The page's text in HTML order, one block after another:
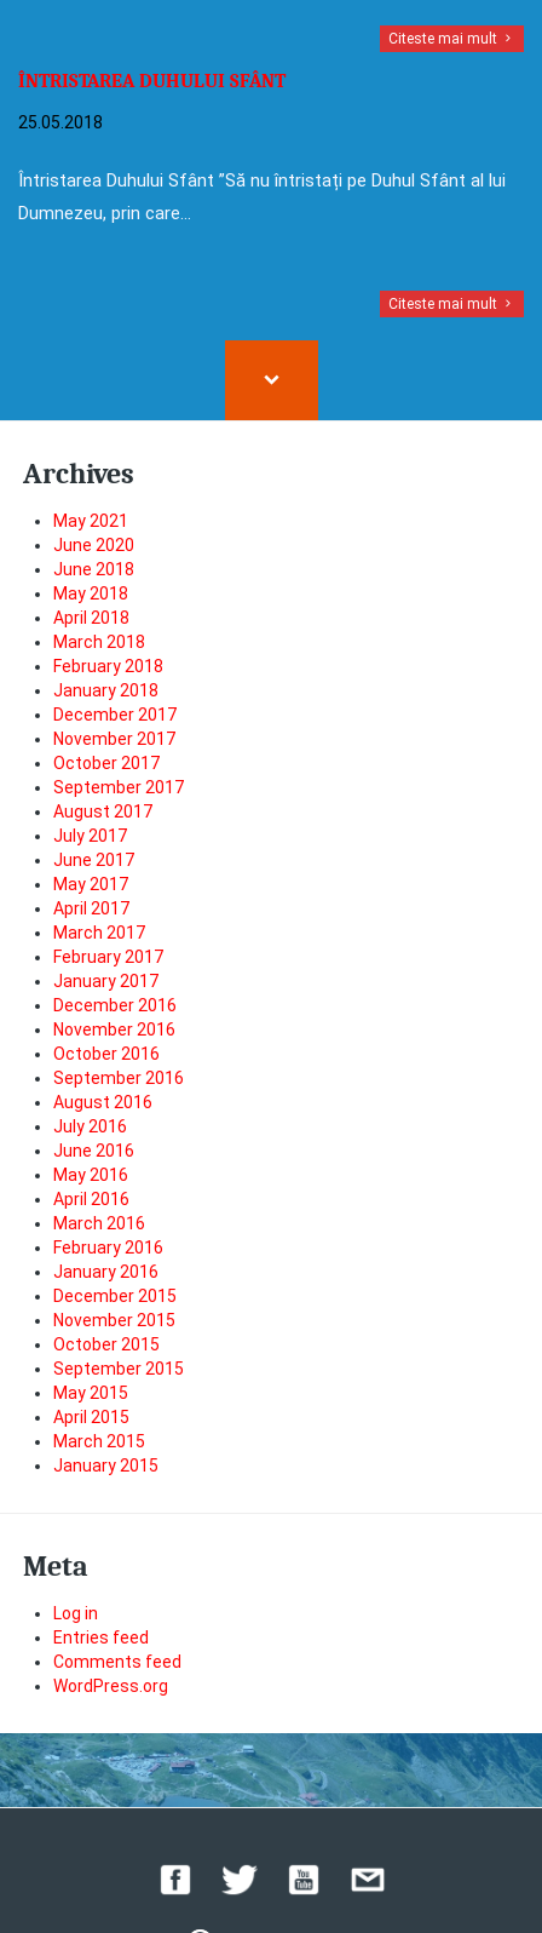
Citeste mai mult
ÎNTRISTAREA DUHULUI SFÂNT
25.05.2018
Întristarea Duhului Sfânt ”Să nu întristați pe Duhul Sfânt al lui
Dumnezeu, prin care…
Citeste mai mult
Archives
May 2021
June 2020
June 2018
May 2018
April 2018
March 2018
February 2018
January 2018
December 2017
November 2017
October 2017
September 2017
August 2017
July 2017
June 2017
May 2017
April 2017
March 2017
February 2017
January 2017
December 2016
November 2016
October 2016
September 2016
August 2016
July 2016
June 2016
May 2016
April 2016
March 2016
February 2016
January 2016
December 2015
November 2015
October 2015
September 2015
May 2015
April 2015
March 2015
January 2015
Meta
Log in
Entries feed
Comments feed
WordPress.org